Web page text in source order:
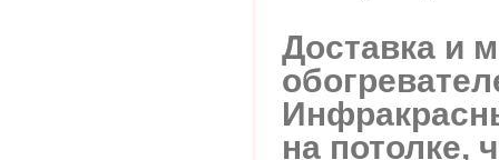
Доставка и
на потолке,